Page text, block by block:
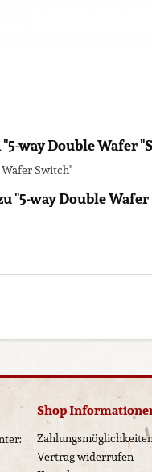
way Double Wafer
Switch"
"5-way Double
Shop
Vertrag widerrufen